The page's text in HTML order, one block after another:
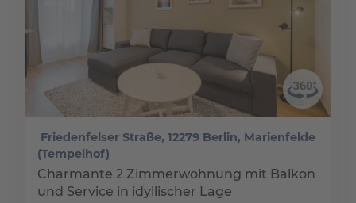
Friedenfelser Straße, 12279 Berlin, Marienfelde
(Tempelhof)
Charmante 2 Zimmerwohnung mit Balkon
und Service in idyllischer Lage